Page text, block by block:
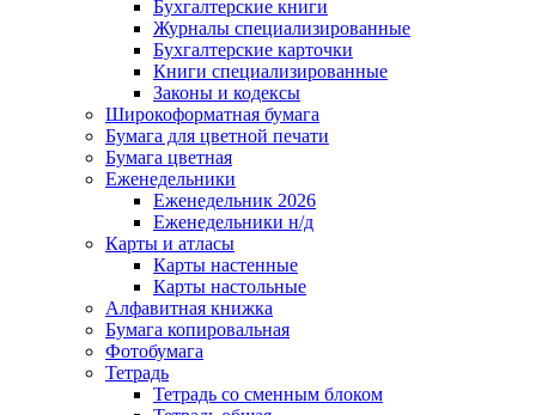
Бухгалтерские книги
Журналы специализированные
Бухгалтерские карточки
Книги специализированные
Законы и кодексы
Широкоформатная бумага
Бумага для цветной печати
Бумага цветная
Еженедельники
Еженедельник 2026
Еженедельники н/д
Карты и атласы
Карты настенные
Карты настольные
Алфавитная книжка
Бумага копировальная
Фотобумага
Тетрадь
Тетрадь со сменным блоком